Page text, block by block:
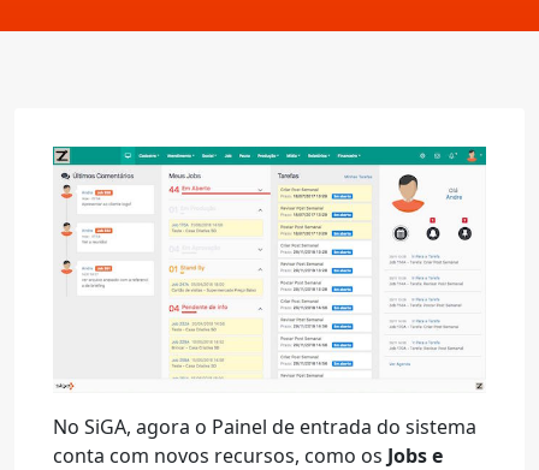
No SiGA, agora o Painel de entrada do sistema
conta com novos recursos, como os Jobs e